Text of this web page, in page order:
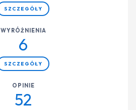
SZCZEGÓŁY
WYRÓŻNIENIA
6
SZCZEGÓŁY
OPINIE
52